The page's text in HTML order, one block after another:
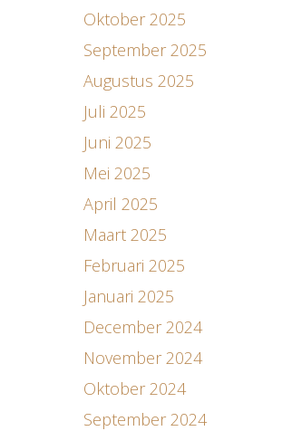
Oktober 2025
September 2025
Augustus 2025
Juli 2025
Juni 2025
Mei 2025
April 2025
Maart 2025
Februari 2025
Januari 2025
December 2024
November 2024
Oktober 2024
September 2024